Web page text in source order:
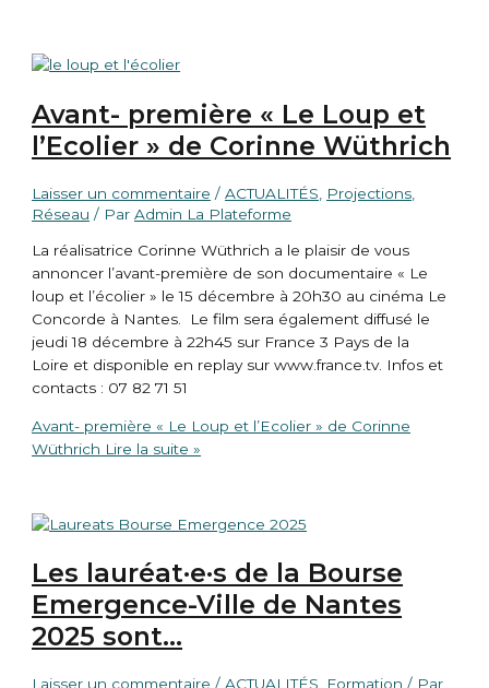
Avant- première « Le Loup et
l’Ecolier » de Corinne Wüthrich
Laisser un commentaire /ACTUALITÉS Projections
Réseau / ParAdmin La Plateforme
La réalisatrice Corinne Wüthrich a le plaisir de vous
annoncer l’avant-première de son documentaire « Le
loup et l’écolier » le 15 décembre à 20h30 au cinéma Le
Concorde à Nantes. Le film sera également diffusé le
jeudi 18 décembre à 22h45 sur France 3 Pays de la
Loire et disponible en replay sur www.france.tv. Infos et
contacts : 07 82 71 51
Avant- première « Le Loup et l’Ecolier » de Corinne
Wüthrich Lire la suite »
Les lauréat·e·s de la Bourse
Emergence-Ville de Nantes
2025 sont…
Laisser un commentaire /ACTUALITÉS Formation / Par